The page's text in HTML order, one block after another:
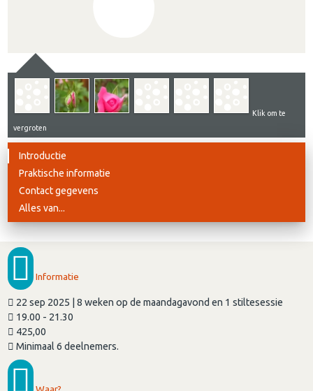
Klik om te
vergroten
Introductie
Praktische informatie
Contact gegevens
Alles van...
Informatie
22 sep 2025 | 8 weken op de maandagavond en 1 stiltesessie
19.00 - 21.30
425,00
Minimaal 6 deelnemers.